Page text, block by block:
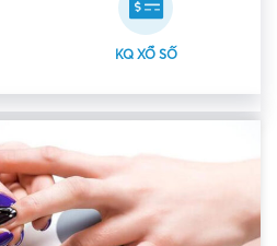
KQ XỔ SỐ